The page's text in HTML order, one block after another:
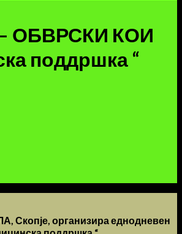
ОБВРСКИ КОИ
поддршка “
Скопје, организира еднодневен